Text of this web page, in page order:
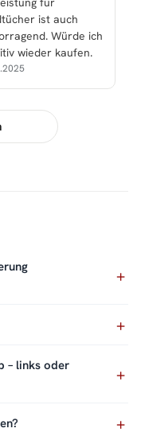
ist auch
Würde ich
wieder kaufen.
– links oder